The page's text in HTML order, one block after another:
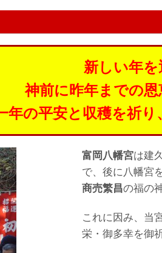
新しい年を
神前に昨年までの
年の平安と収穫を祈
富岡八幡宮は建
で、後に八幡宮
商売繁昌の福の
これに因み、当
栄・御多幸を御